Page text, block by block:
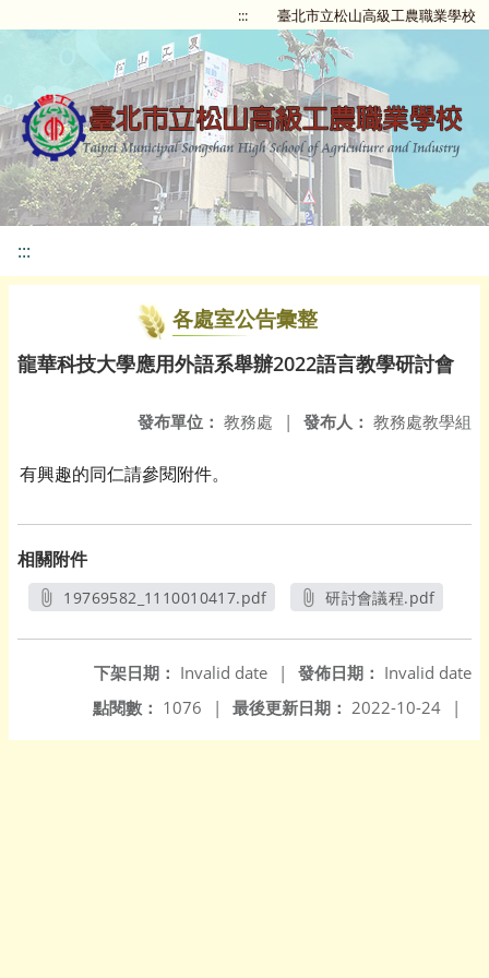
::: 臺北市立松山高級工農職業學校
:::
各處室公告彙整
龍華科技大學應用外語系舉辦2022語言教學研討會
發布人： 教務處教學組
發布單位： 教務處 |
有興趣的同仁請參閱附件。
相關附件
19769582_1110010417.pdf
研討會議程.pdf
發佈日期： Invalid date
下架日期： Invalid date
|
最後更新日期： 2022-10-24 |
點閱數： 1076 |